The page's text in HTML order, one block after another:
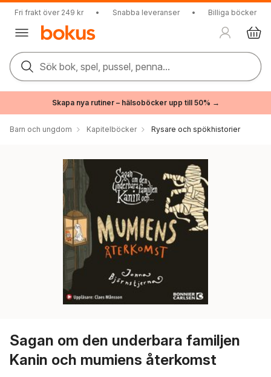
Fri frakt över 249 kr • Snabba leveranser • Billiga böcker
Sök bok, spel, pussel, penna...
Skapa nya rutiner – hälsoböcker upp till 50% →
Barn och ungdom Kapitelböcker Rysare och spökhistorier
Sagan om den underbara familjen
Kanin och mumiens återkomst